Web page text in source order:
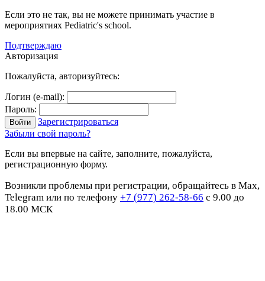
Если это не так, вы не можете принимать участие в
мероприятиях Pediatric's school.
Подтверждаю
Авторизация
Пожалуйста, авторизуйтесь:
Логин (e-mail):
Пароль:
Зарегистрироваться
Забыли свой пароль?
Если вы впервые на сайте, заполните, пожалуйста,
регистрационную форму.
Возникли проблемы при регистрации, обращайтесь в Max,
Telegram или по телефону +7 (977) 262-58-66 с 9.00 до
18.00 МСК